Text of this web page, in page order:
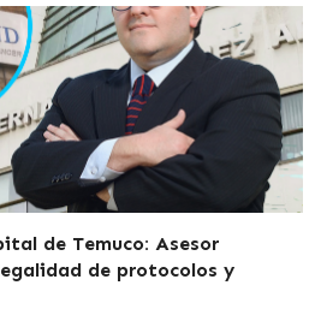
de Temuco: Asesor
de protocolos y